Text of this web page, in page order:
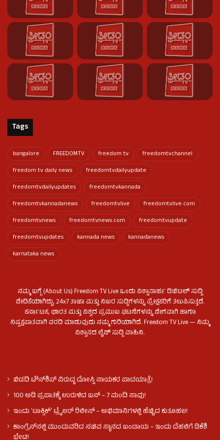
Tags
bangalore FREEDOMTV freedom tv
freedomtvchannel
freedom tv daily news
freedomtvdailyupdate
freedomtvdailyupdates
freedomtvkannada
freedomtvkannadanews
freedomtvlive
freedomtvlive.com
freedomtvnews
freedomtvnews.com
freedomtvupdate
freedomtvupdates
kannada news
kannadanews
karnataka news
ನಮ್ಮ ಬಗ್ಗೆ (About Us) Freedom TV Live ಒಂದು ವಿಶ್ವಾಸಾರ್ಹ ಡಿಜಿಟಲ್ ಸುದ್ದಿ
ವೇದಿಕೆಯಾಗಿದ್ದು, 24x7 ತಾಜಾ ಮತ್ತು ನಿಖರ ಸುದ್ದಿಗಳನ್ನು ಪ್ರೇಕ್ಷಕರಿಗೆ ತಲುಪಿಸುತ್ತದೆ.
ಕರ್ನಾಟಕ, ಭಾರತ ಮತ್ತು ವಿಶ್ವದ ಪ್ರಮುಖ ಘಟನೆಗಳನ್ನು ವೇಗವಾಗಿ ಹಾಗೂ
ನಿಷ್ಪಕ್ಷಪಾತವಾಗಿ ವರದಿ ಮಾಡುವುದು ನಮ್ಮ ಗುರಿಯಾಗಿದೆ. Freedom TV Live — ನಿಮ್ಮ
ವಿಶ್ವಾಸದ ಲೈವ್ ಸುದ್ದಿ ವಾಹಿನಿ.
ಬಿಡದಿ ಟೌನ್‌ಶಿಪ್‌ ವಿರುದ್ಧ ದೋಸ್ತಿ ನಾಯಕರ ಪಾದಯಾತ್ರೆ!
100 ಅಡಿ ಪ್ರಪಾತಕ್ಕೆ ಉರುಳಿದ ಬಸ್‌ – 7 ಮಂದಿ ಸಾವು!
ಇಂದು ʻಟಾಕ್ಸಿಕ್ʼ ಟ್ರೈಲರ್ ರಿಲೀಸ್‌ – ಅಭಿಮಾನಿಗಳಲ್ಲಿ ಹೆಚ್ಚಿದ ಕುತೂಹಲ!
ಕಾಂಗ್ರೆಸ್​ನಲ್ಲಿ ಮುಂದುವರಿದ ಸಚಿವ ಸ್ಥಾನದ ಬಂಡಾಯ – ಇಂದು ದೆಹಲಿಗೆ ಡಿಕೆಶಿ